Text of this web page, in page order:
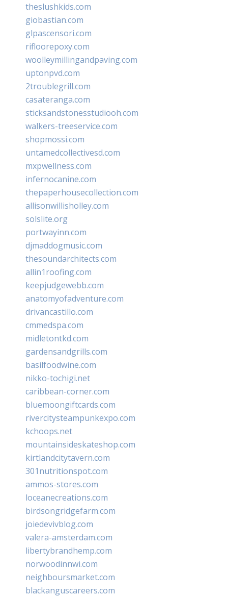
theslushkids.com
giobastian.com
glpascensori.com
rifloorepoxy.com
woolleymillingandpaving.com
uptonpvd.com
2troublegrill.com
casateranga.com
sticksandstonesstudiooh.com
walkers-treeservice.com
shopmossi.com
untamedcollectivesd.com
mxpwellness.com
infernocanine.com
thepaperhousecollection.com
allisonwillisholley.com
solslite.org
portwayinn.com
djmaddogmusic.com
thesoundarchitects.com
allin1roofing.com
keepjudgewebb.com
anatomyofadventure.com
drivancastillo.com
cmmedspa.com
midletontkd.com
gardensandgrills.com
basilfoodwine.com
nikko-tochigi.net
caribbean-corner.com
bluemoongiftcards.com
rivercitysteampunkexpo.com
kchoops.net
mountainsideskateshop.com
kirtlandcitytavern.com
301nutritionspot.com
ammos-stores.com
loceanecreations.com
birdsongridgefarm.com
joiedevivblog.com
valera-amsterdam.com
libertybrandhemp.com
norwoodinnwi.com
neighboursmarket.com
blackanguscareers.com